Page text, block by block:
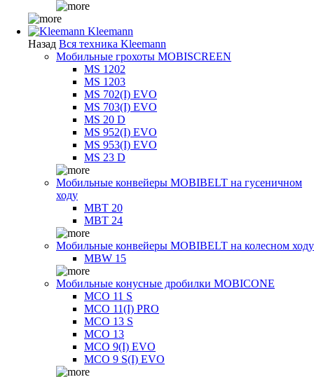
Kleemann
Назад Вся техника Kleemann
Мобильные грохоты MOBISCREEN
MS 1202
MS 1203
MS 702(I) EVO
MS 703(I) EVO
MS 20 D
MS 952(I) EVO
MS 953(I) EVO
MS 23 D
Мобильные конвейеры MOBIBELT на гусеничном
ходу
MBT 20
MBT 24
Мобильные конвейеры MOBIBELT на колесном ходу
MBW 15
Мобильные конусные дробилки MOBICONE
MCO 11 S
MCO 11(I) PRO
MCO 13 S
MCO 13
MCO 9(I) EVO
MCO 9 S(I) EVO